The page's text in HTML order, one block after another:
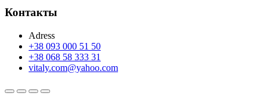
Контакты
Adress
+38 093 000 51 50
+38 068 58 333 31
vitaly.com@yahoo.com